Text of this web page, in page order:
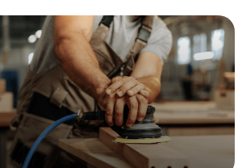
le plus sécurisant contre les aléas du
du CCMI, […]